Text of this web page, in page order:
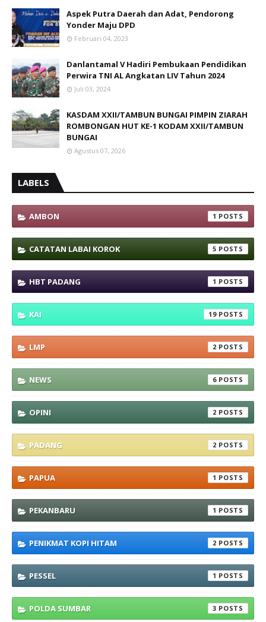
Aspek Putra Daerah dan Adat, Pendorong
Yonder Maju DPD
Februari 04, 2023
Danlantamal V Hadiri Pembukaan Pendidikan
Perwira TNI AL Angkatan LIV Tahun 2024
Juli 03, 2024
KASDAM XXII/TAMBUN BUNGAI PIMPIN ZIARAH
ROMBONGAN HUT KE-1 KODAM XXII/TAMBUN
BUNGAI
Agustus 07, 2026
LABELS
AMBON 1
CATATAN LABAI KOROK 5
HBT PADANG 1
KAI 19
LMP 2
NEWS 6
OPINI 2
PADANG 2
PAPUA 1
PEKANBARU 1
PENIKMAT KOPI HITAM 2
PESSEL 1
POLDA SUMBAR 3